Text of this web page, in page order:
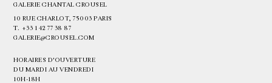
GALERIE CHANTAL CROUSEL
10 RUE CHARLOT, 75003 PARIS
T. +33 1 42 77 38 87
GALERIE@CROUSEL.COM
HORAIRES D'OUVERTURE
DU MARDI AU VENDREDI
10H-18H